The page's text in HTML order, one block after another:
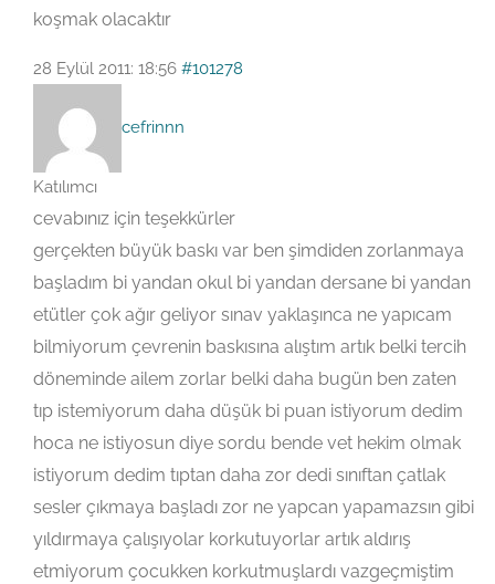
koşmak olacaktır
28 Eylül 2011: 18:56 #101278
cefrinnn
Katılımcı
cevabınız için teşekkürler
gerçekten büyük baskı var ben şimdiden zorlanmaya
başladım bi yandan okul bi yandan dersane bi yandan
etütler çok ağır geliyor sınav yaklaşınca ne yapıcam
bilmiyorum çevrenin baskısına alıştım artık belki tercih
döneminde ailem zorlar belki daha bugün ben zaten
tıp istemiyorum daha düşük bi puan istiyorum dedim
hoca ne istiyosun diye sordu bende vet hekim olmak
istiyorum dedim tıptan daha zor dedi sınıftan çatlak
sesler çıkmaya başladı zor ne yapcan yapamazsın gibi
yıldırmaya çalışıyolar korkutuyorlar artık aldırış
etmiyorum çocukken korkutmuşlardı vazgeçmiştim